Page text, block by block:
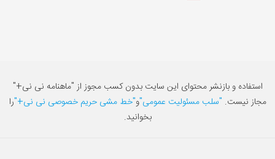
استفاده و بازنشر محتوای این سایت بدون کسب مجوز از "ماهنامه نی نی+"
مجاز نیست. "سلب مسئولیت عمومی"و"خط مشی حریم خصوصی نی نی+"را
بخوانید.